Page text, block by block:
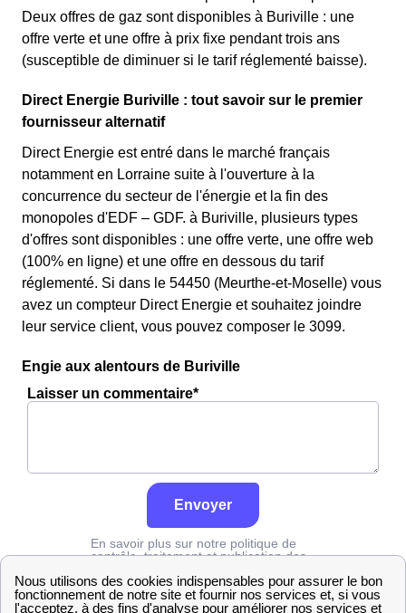
Deux offres de gaz sont disponibles à Buriville : une
offre verte et une offre à prix fixe pendant trois ans
(susceptible de diminuer si le tarif réglementé baisse).
Direct Energie Buriville : tout savoir sur le premier
fournisseur alternatif
Direct Energie est entré dans le marché français
notamment en Lorraine suite à l'ouverture à la
concurrence du secteur de l'énergie et la fin des
monopoles d'EDF – GDF. à Buriville, plusieurs types
d'offres sont disponibles : une offre verte, une offre web
(100% en ligne) et une offre en dessous du tarif
réglementé. Si dans le 54450 (Meurthe-et-Moselle) vous
avez un compteur Direct Energie et souhaitez joindre
leur service client, vous pouvez composer le 3099.
Engie aux alentours de Buriville
Laisser un commentaire*
Envoyer
En savoir plus sur notre politique de
contrôle, traitement et publication des